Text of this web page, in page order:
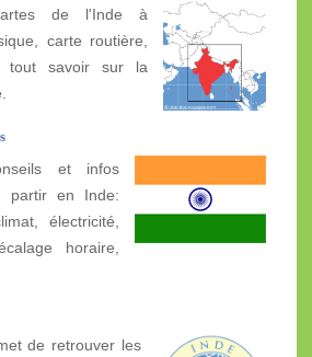
de l'Inde à
carte routière,
tout savoir sur la
et infos
partir en Inde:
électricité,
horaire,
de retrouver les